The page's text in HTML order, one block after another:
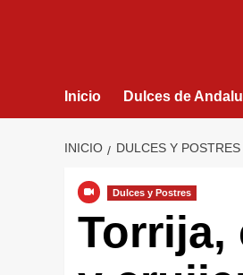
Inicio Dulces de
INICIO DULCES Y POSTRES
Dulces y Postres
Torrija,